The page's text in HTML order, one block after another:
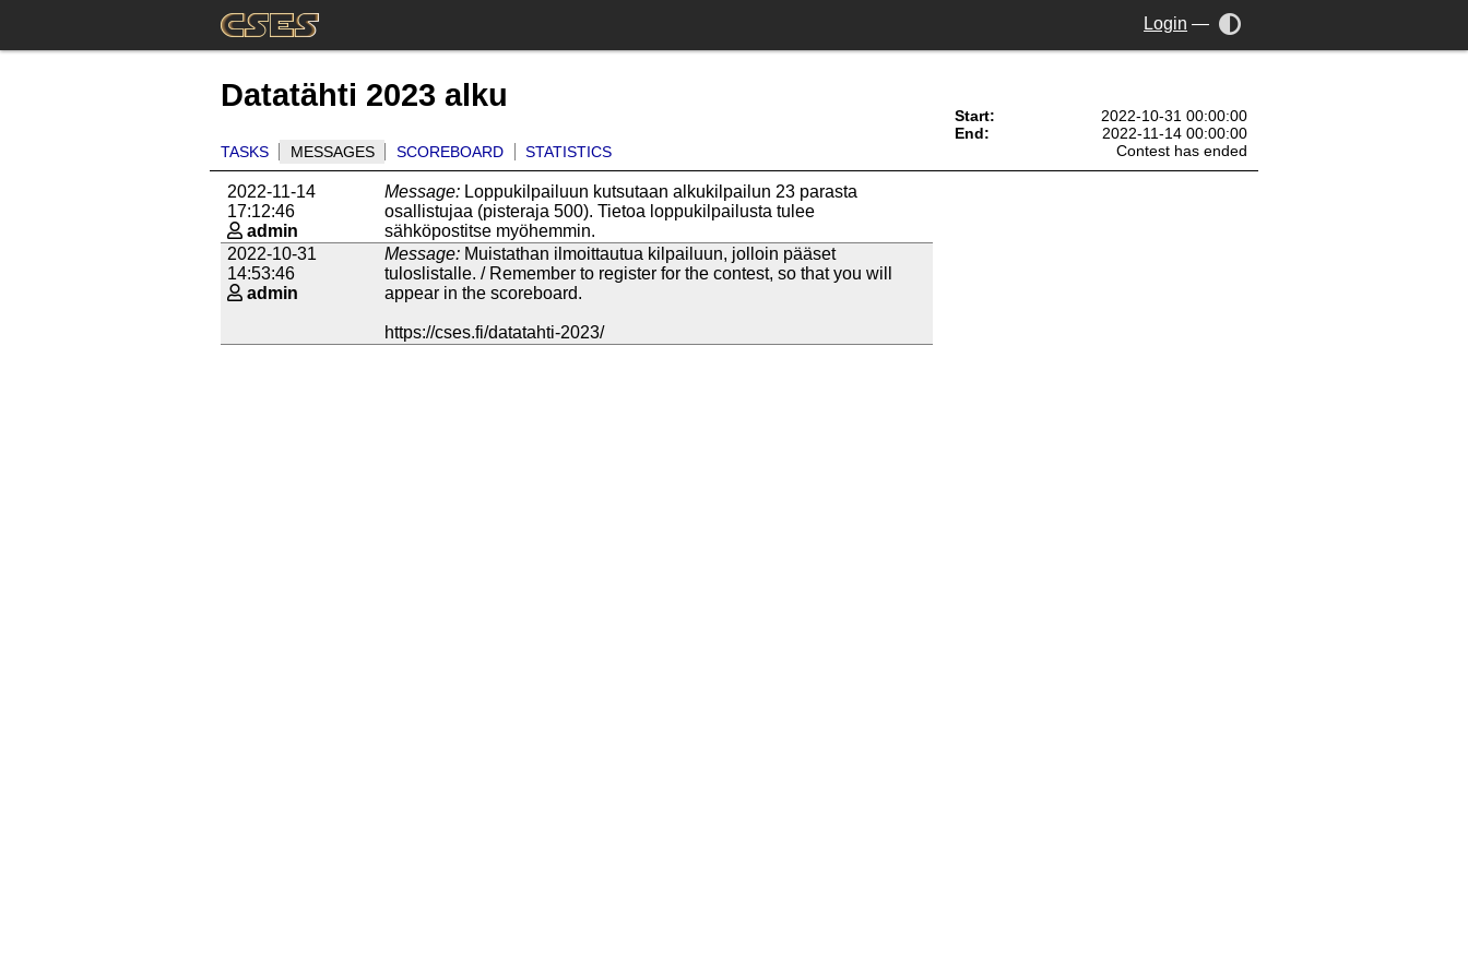
Login —
Datatähti 2023 alku
TASKS MESSAGES SCOREBOARD STATISTICS
Start:
2022-10-31 00:00:00
End:
2022-11-14 00:00:00
Contest has ended
2022-11-14
17:12:46
admin
Message:Loppukilpailuun kutsutaan alkukilpailun 23 parasta
osallistujaa (pisteraja 500). Tietoa loppukilpailusta tulee
sähköpostitse myöhemmin.
2022-10-31
14:53:46
admin
Message:Muistathan ilmoittautua kilpailuun, jolloin pääset
tuloslistalle. / Remember to register for the contest, so that you will
appear in the scoreboard.
https://cses.fi/datatahti-2023/